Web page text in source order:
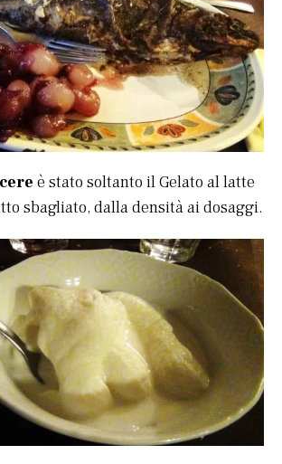
è stato soltanto il Gelato al latte
sbagliato, dalla densità ai dosaggi.